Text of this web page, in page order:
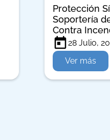
Protección
Soportería
Contra
28 Julio,
Ver más